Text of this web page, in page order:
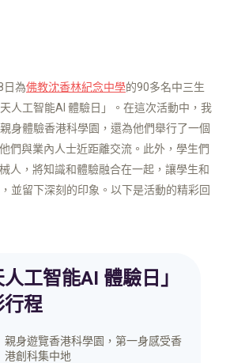
日為佛教沈香林紀念中學的90多名中三生
人工智能AI 體驗日」。在這次活動中，我
身體驗香港科學園，還為他們舉行了一個
們與業內人士近距離交流。此外，學生們
人，將知識和體驗融合在一起，讓學生和
並留下深刻的印象。以下是活動的精彩回
人工智能AI 體驗日」
行程
親身遊覽香港科學園，第一身感受香
港創科集中地